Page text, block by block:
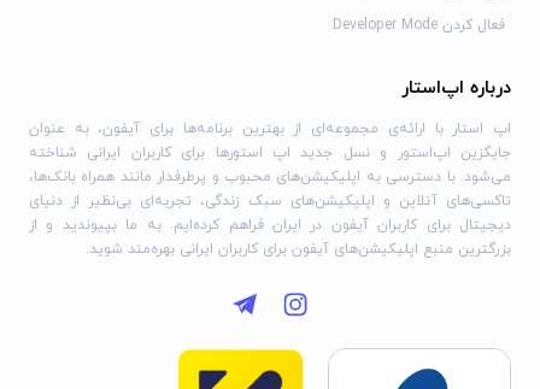
فعال کردن Developer Mode
درباره اپ‌استار
اپ استار با ارائه‌ی مجموعه‌ای از بهترین برنامه‌ها برای آیفون، به عنوان
جایگزین اپ‌استور و نسل جدید اپ استورها برای کاربران ایرانی شناخته
می‌شود. با دسترسی به اپلیکیشن‌های محبوب و پرطرفدار مانند همراه بانک‌ها،
تاکسی‌های آنلاین و اپلیکیشن‌های سبک زندگی، تجربه‌ای بی‌نظیر از دنیای
دیجیتال برای کاربران آیفون در ایران فراهم کرده‌ایم. به ما بپیوندید و از
بزرگترین منبع اپلیکیشن‌های آیفون برای کاربران ایرانی بهره‌مند شوید.